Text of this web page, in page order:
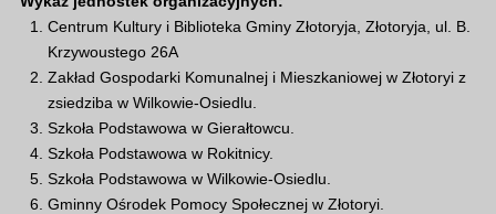
Centrum Kultury i Biblioteka Gminy Złotoryja, Złotoryja, ul. B.
Krzywoustego 26A
Zakład Gospodarki Komunalnej i Mieszkaniowej w Złotoryi z
zsiedziba w Wilkowie-Osiedlu.
Szkoła Podstawowa w Gierałtowcu.
Szkoła Podstawowa w Rokitnicy.
Szkoła Podstawowa w Wilkowie-Osiedlu.
Gminny Ośrodek Pomocy Społecznej w Złotoryi.